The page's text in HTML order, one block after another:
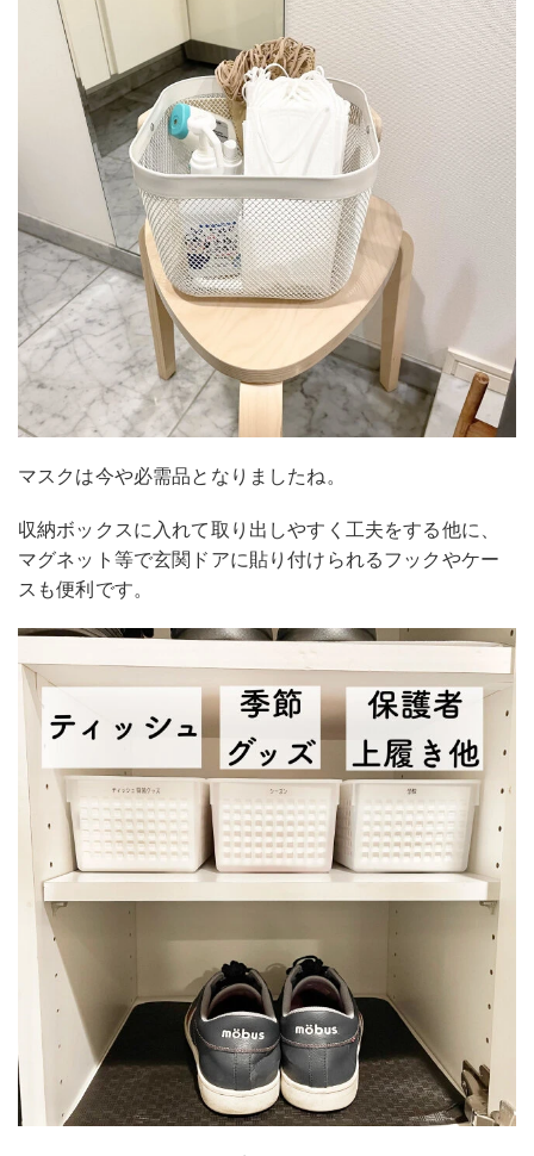
マスクは今や必需品となりましたね。
収納ボックスに入れて取り出しやすく工夫をする他に、
マグネット等で玄関ドアに貼り付けられるフックやケー
スも便利です。